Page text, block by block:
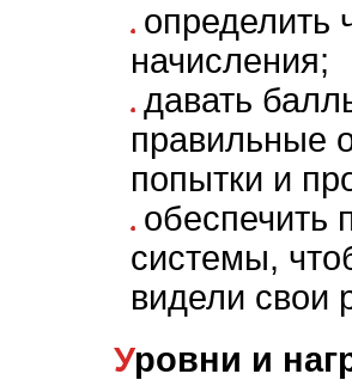
определить
начисления;
давать
правильные
попытки и
обеспечить
системы,
видели свои
Уровни и